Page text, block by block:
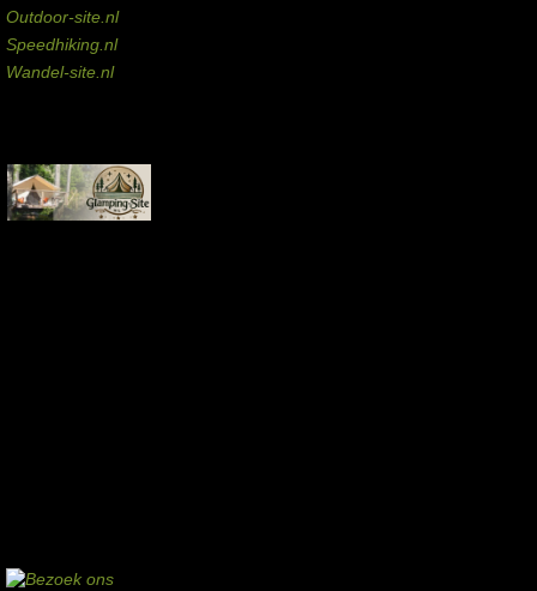
Outdoor-site.nl
Speedhiking.nl
Wandel-site.nl